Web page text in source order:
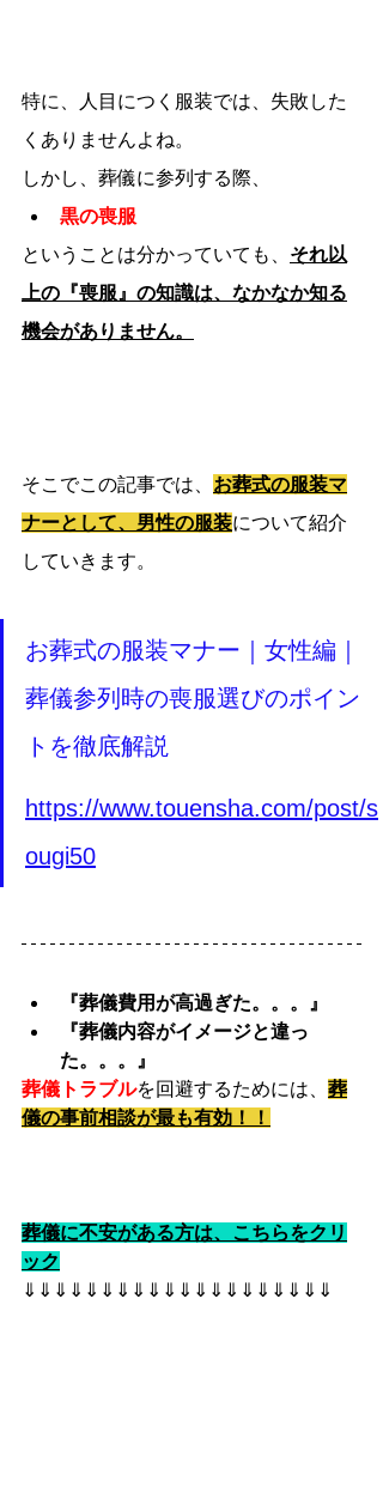
特に、人目につく服装では、失敗した
くありませんよね。
しかし、葬儀に参列する際、
黒の喪服
ということは分かっていても、 それ以
上の『喪服』の知識は、なかなか知る
機会がありません。
そこでこの記事では、 お葬式の服装マ
ナーとして、男性の服装について紹介
していきます。
お葬式の服装マナー｜女性編｜
葬儀参列時の喪服選びのポイン
トを徹底解説
https://www.touensha.com/post/s
ougi50
『葬儀費用が高過ぎた。。。』
『葬儀内容がイメージと違っ
た。。。』
葬儀トラブルを回避するためには、 葬
儀の事前相談が最も有効！！
葬儀に不安がある方は、こちらをクリ
ック
⇓⇓⇓⇓⇓⇓⇓⇓⇓⇓⇓⇓⇓⇓⇓⇓⇓⇓⇓⇓